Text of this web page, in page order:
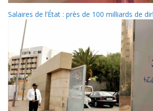
Salaires de l’État : près de 100 milliards de